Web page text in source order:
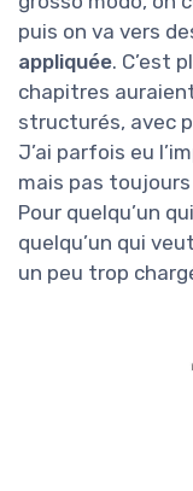
puis on va vers
appliquée. C’est
chapitres
structurés, avec
J’ai parfois eu
mais pas toujours
Pour quelqu’un
quelqu’un qui
un peu trop